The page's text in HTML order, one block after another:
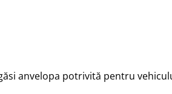
anvelopa potrivită pentru